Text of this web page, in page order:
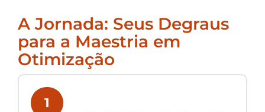
A Jornada: Seus Degraus
para a Maestria em
Otimização
1